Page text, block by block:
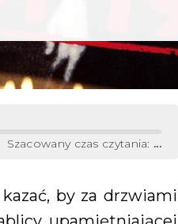
Szacowany czas czytania: ...
by za drzwiami